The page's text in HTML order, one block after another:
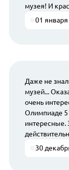
музея! И
01
Даже не
музей...
очень
Олимпиаде 5
интересные.
30